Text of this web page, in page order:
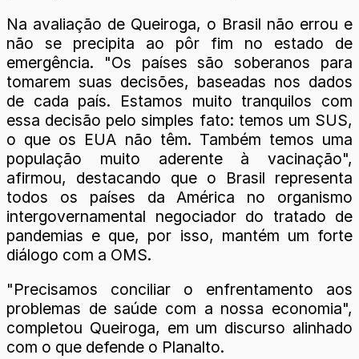
Na avaliação de Queiroga, o Brasil não errou e
não se precipita ao pôr fim no estado de
emergência. "Os países são soberanos para
tomarem suas decisões, baseadas nos dados
de cada país. Estamos muito tranquilos com
essa decisão pelo simples fato: temos um SUS,
o que os EUA não têm. Também temos uma
população muito aderente à vacinação",
afirmou, destacando que o Brasil representa
todos os países da América no organismo
intergovernamental negociador do tratado de
pandemias e que, por isso, mantém um forte
diálogo com a OMS.
"Precisamos conciliar o enfrentamento aos
problemas de saúde com a nossa economia",
completou Queiroga, em um discurso alinhado
com o que defende o Planalto.